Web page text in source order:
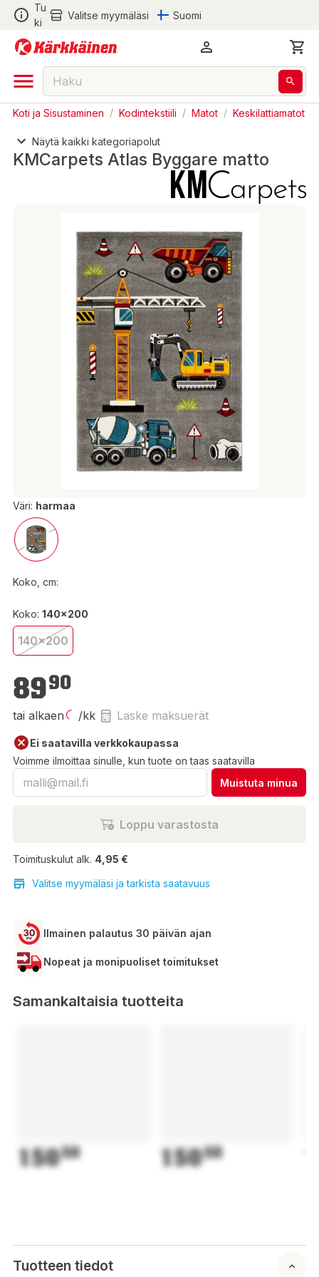
Tu
ki
Valitse myymäläsi Suomi
Koti ja Sisustaminen / Kodintekstiili / Matot / Keskilattiamatot
Näytä kaikki kategoriapolut
KMCarpets Atlas Byggare matto
Väri: harmaa
Koko, cm:
Koko: 140x200
140x200
8990
tai alkaen /kk Laske maksuerät
Ei saatavilla verkkokaupassa
Voimme ilmoittaa sinulle, kun tuote on taas saatavilla
Muistuta minua
Loppu varastosta
Toimituskulut alk. 4,95 €
Valitse myymäläsi ja tarkista saatavuus
Ilmainen palautus 30 päivän ajan
Nopeat ja monipuoliset toimitukset
Samankaltaisia tuotteita
15050 15050
Tuotteen tiedot